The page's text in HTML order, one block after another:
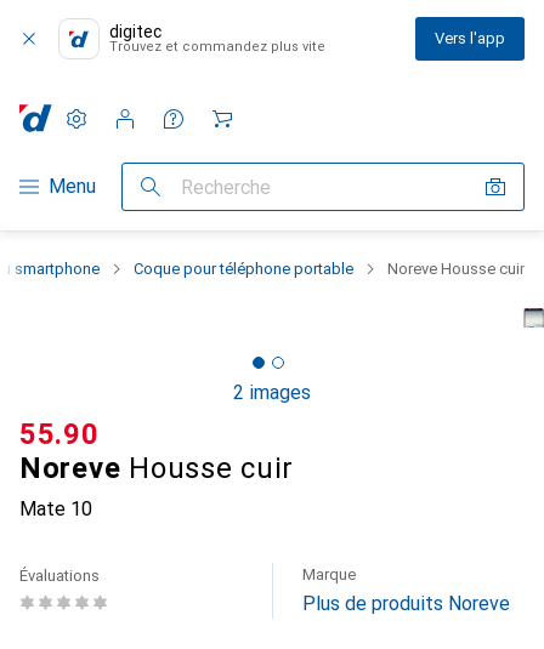
digitec
Trouvez et commandez plus vite Vers l'app
Navigation par catégorie
Menu Recherche
Paramètres
Compte client
Listes de comparaison
Listes d'envies
Panier
smartphone Coque pour téléphone portable Noreve Housse cuir
2 images
Noreve Housse cuir
Mate 10
CHF
55.90
Évaluations Marque
Plus de produits Noreve